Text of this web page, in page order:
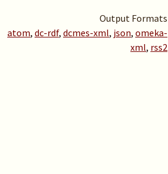
Output Formats
atom, dc-rdf, dcmes-xml, json, omeka-
xml, rss2